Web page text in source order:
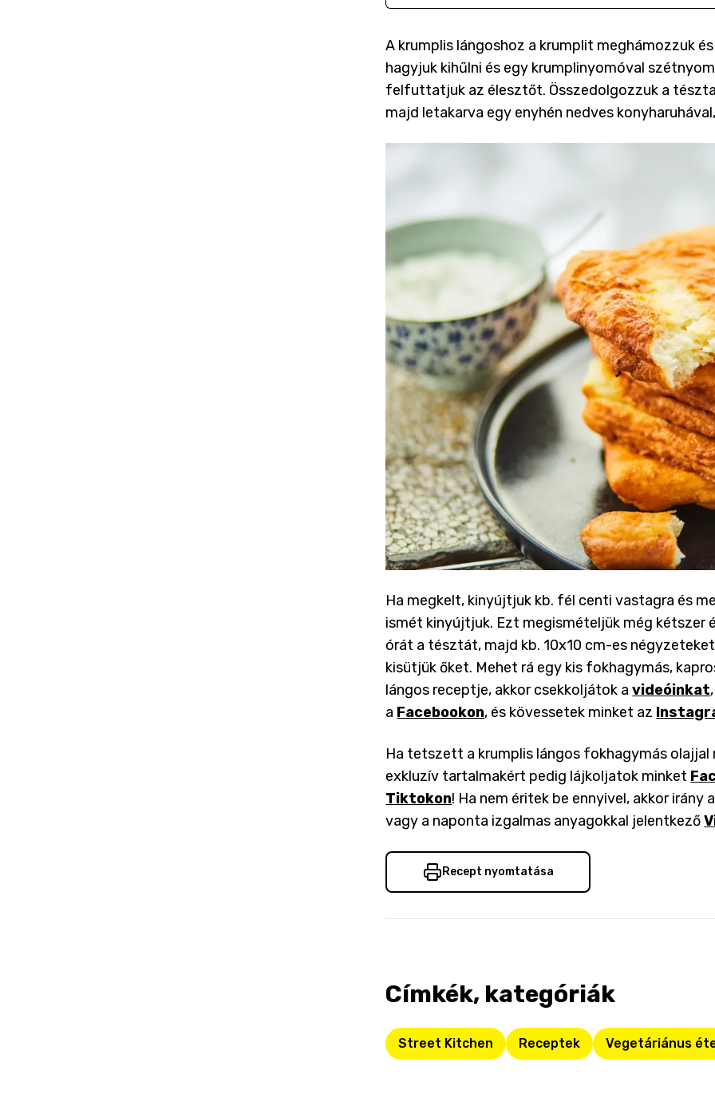
A krumplis lángoshoz a krumplit meghámozzuk
hagyjuk kihűlni és egy krumplinyomóval
felfuttatjuk az élesztőt. Összedolgozzuk a
majd letakarva egy enyhén nedves
Ha megkelt, kinyújtjuk kb. fél centi vastagra és
ismét kinyújtjuk. Ezt megismételjük még kétszer
órát a tésztát, majd kb. 10x10 cm-es
kisütjük őket. Mehet rá egy kis fokhagymás,
lángos receptje, akkor csekkoljátok avideóinkat
a Facebookon, és kövessetek minket az
Ha tetszett a krumplis lángos fokhagymás
exkluzív tartalmakért pedig lájkoljatok minket
Tiktokon! Ha nem éritek be ennyivel, akkor irány
vagy a naponta izgalmas anyagokkal jelentkező
Recept nyomtatása
Címkék, kategóriák
Street Kitchen Receptek Vegetáriánus